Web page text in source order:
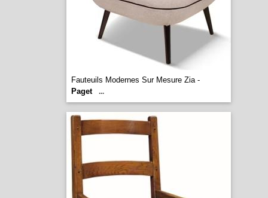
Fauteuils Modernes Sur Mesure Zia -
Paget
...